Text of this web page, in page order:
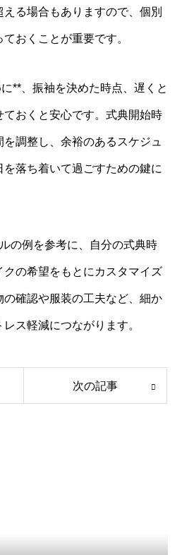
る場合もありますので、個別
おくことが重要です。
**、振袖を決めた時点、遅くと
ておくと安心です。式典開始時
調整し、余裕のあるスケジュ
落ち着いて過ごすための鍵に
の例を参考に、自分の式典時
クの希望をもとにカスタマイズ
の確認や服装の工夫など、細か
ス軽減につながります。
次の記事